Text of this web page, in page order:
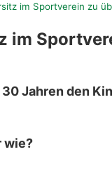
im Sportverein zu
im
Jahren den
wie?